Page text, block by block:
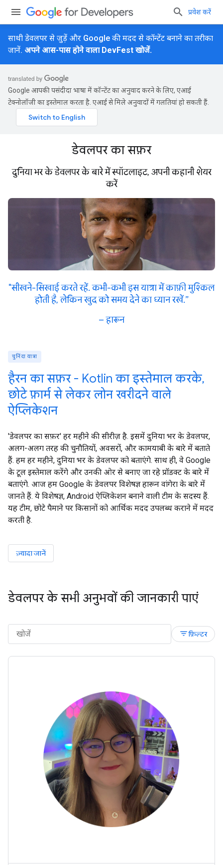
प्रवेश करें
साथी डेवलपर से जुड़ें और Google की मदद से कॉन्टेंट बनाने का तरीका
जानें. अपने आस-पास होने वाला DevFest खोजें.
Google आपकी पसंदीदा भाषा में कॉन्टेंट का अनुवाद करने के लिए, एआई
टेक्नोलॉजी का इस्तेमाल करता है. एआई से मिले अनुवादों में गलतियां हो सकती हैं.
डेवलपर का सफ़र
दुनिया भर के डेवलपर के बारे में स्पॉटलाइट, अपनी कहानी शेयर
करें
"सीखने-सिखाई करते रहें. कभी-कभी इस यात्रा में काफ़ी मुश्किल
होती है, लेकिन खुद को समय देने का ध्यान रखें.”
– हारून
चुनिंदा यात्रा
हैरन का सफ़र - Kotlin का इस्तेमाल करके,
छोटे फ़ार्म से लेकर लोन खरीदने वाले
ऐप्लिकेशन
'डेवलपर का सफ़र' हर महीने की सीरीज़ है. इसमें दुनिया भर के डेवलपर,
अलग-अलग तरह की चुनौतियों, अवसरों, और कामयाबी के बारे में बताते
हैं. हम हर महीने, दुनिया भर के डेवलपर को बताएंगे. साथ ही, वे Google
के टूल इस्तेमाल करेंगे और उनकी ओर से बनाए जा रहे प्रॉडक्ट के बारे में
बताएंगे. आज हम Google के डेवलपर विशेषज्ञ हारून वांगेरा के बारे में
जानते हैं. ये विशेषज्ञ, Android ऐप्लिकेशन बनाने वाली टीम के सदस्य हैं.
यह टीम, छोटे पैमाने पर किसानों को आर्थिक मदद उपलब्ध कराने में मदद
करती है.
ज़्यादा जानें
डेवलपर के सभी अनुभवों की जानकारी पाएं
filter_listफ़िल्टर